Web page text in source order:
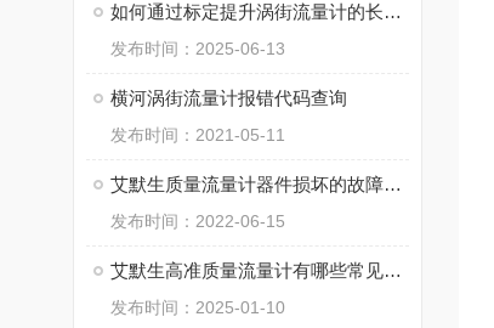
如何通过标定提升涡街流量计的长期稳定性？
发布时间：2025-06-13
横河涡街流量计报错代码查询
发布时间：2021-05-11
艾默生质量流量计器件损坏的故障分析
发布时间：2022-06-15
艾默生高准质量流量计有哪些常见的应用场景
发布时间：2025-01-10